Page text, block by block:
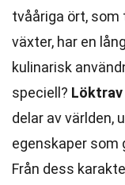
tvååriga ört,
växter, har en
kulinarisk
speciell? Löktrav
delar av världen,
egenskaper som
Från dess